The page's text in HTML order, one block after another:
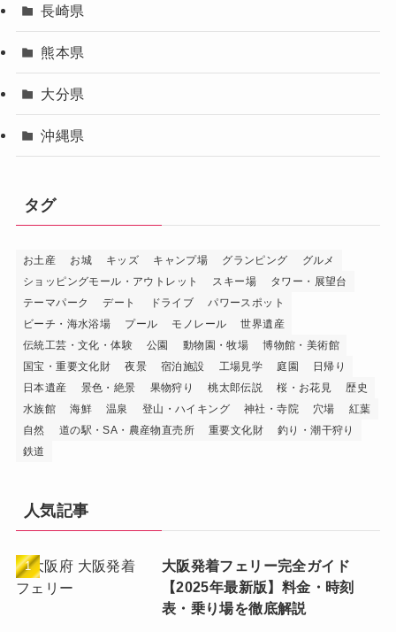
長崎県
熊本県
大分県
沖縄県
タグ
お土産 お城 キッズ キャンプ場 グランピング
グルメ
ショッピングモール・アウトレット
スキー場
タワー・展望台
テーマパーク
デート ドライブ
パワースポット
ビーチ・海水浴場
プール モノレール
世界遺産
伝統工芸・文化・体験
公園 動物園・牧場
博物館・美術館
国宝・重要文化財
夜景 宿泊施設 工場見学 庭園
日帰り
日本遺産
景色・絶景 果物狩り 桃太郎伝説 桜・お花見
歴史
水族館
海鮮 温泉 登山・ハイキング 神社・寺院 穴場
紅葉
自然
道の駅・SA・農産物直売所 重要文化財
釣り・潮干狩り
鉄道
人気記事
大阪発着フェリー完全ガイド
【2025年最新版】料金・時刻
表・乗り場を徹底解説